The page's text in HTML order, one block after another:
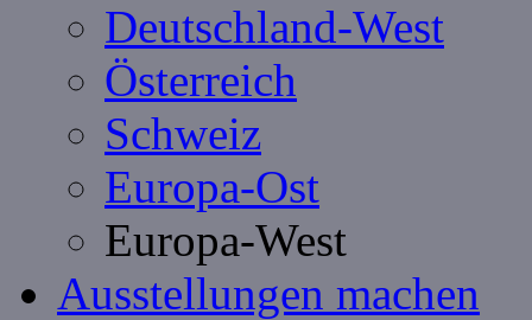
Deutschland-West
Österreich
Schweiz
Europa-Ost
Europa-West
Ausstellungen machen